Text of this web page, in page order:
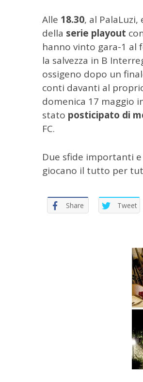
Alle 18.30, al PalaLuzi,
della serie playout
hanno vinto gara-1 al
la salvezza in B
ossigeno dopo un
conti davanti al
domenica 17 maggio
stato posticipato di
FC.
Due sfide importanti
giocano il tutto per
Share Tweet
r
: